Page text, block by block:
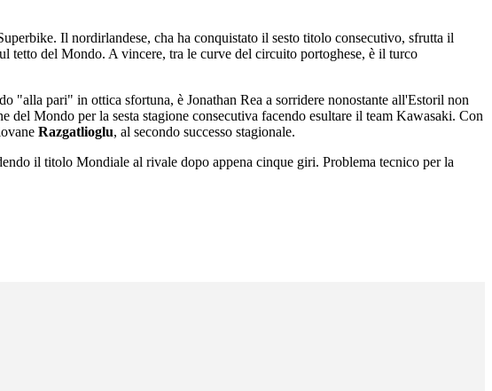
Il nordirlandese, cha ha conquistato il sesto titolo consecutivo, sfrutta il
tetto del Mondo. A vincere, tra le curve del circuito portoghese, è il turco
"alla pari" in ottica sfortuna, è Jonathan Rea a sorridere nonostante all'Estoril non
Mondo per la sesta stagione consecutiva facendo esultare il team Kawasaki. Con
Razgatlioglu, al secondo successo stagionale.
il titolo Mondiale al rivale dopo appena cinque giri. Problema tecnico per la